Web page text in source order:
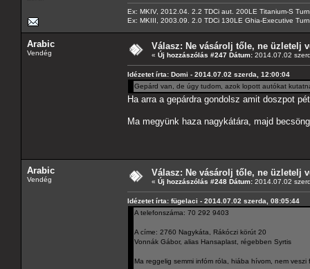
Ex: MKIV, 2012.04. 2.2 TDCi aut. 200LE Titanium-S
Ex: MKIII, 2003.09. 2.0 TDCi 130LE Ghia-Executive
Arabic
Vendég
Válasz: Ne vásárolj tőle, ne üzletelj
« Új hozzászólás #247 Dátum: 2014.07.02
Idézetet írta: Domi - 2014.07.02 szerda, 12:00:04
Gepárd van, de úgy tudom, azok lopott autókat
Ha arra a gepárdra gondolsz amit doszpot
Ma megyünk haza nagykátára, majd
Arabic
Vendég
Válasz: Ne vásárolj tőle, ne üzletelj
« Új hozzászólás #248 Dátum: 2014.07.02
Idézetet írta: fügelaci - 2014.07.02 szerda, 08:05:44
A telefonszáma: 70 292 9403
A címe: 2760 Nagykáta, Rákóczi körút 20
Vonnák Gábor, alias Hansaplast, régebben Syrtis
Ma reggelig semmi infóm róla, hiába hívom, nem veszi